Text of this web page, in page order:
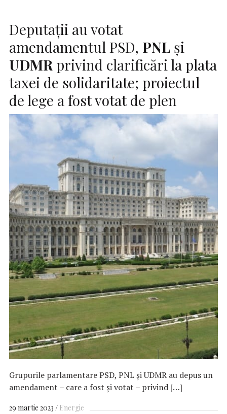
Deputații au votat
amendamentul PSD, PNL și
UDMRprivind clarificări la plata
taxei de solidaritate; proiectul
de lege a fost votat de plen
Grupurile parlamentare PSD, PNL și UDMR au depus un
amendament – care a fost și votat – privind […]
29 martie 2023 Energie